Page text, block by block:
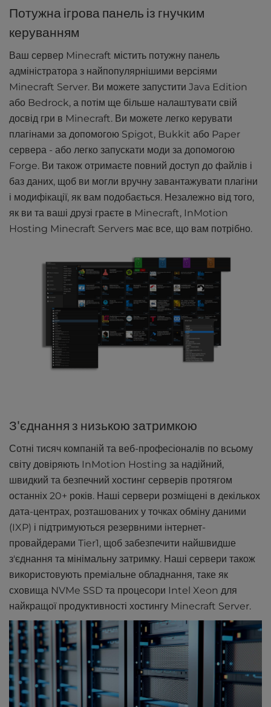
Потужна ігрова панель із гнучким
керуванням
Ваш сервер Minecraft містить потужну панель
адміністратора з найпопулярнішими версіями
Minecraft Server. Ви можете запустити Java Edition
або Bedrock, а потім ще більше налаштувати свій
досвід гри в Minecraft. Ви можете легко керувати
плагінами за допомогою Spigot, Bukkit або Paper
сервера - або легко запускати моди за допомогою
Forge. Ви також отримаєте повний доступ до файлів і
баз даних, щоб ви могли вручну завантажувати плагіни
і модифікації, як вам подобається. Незалежно від того,
як ви та ваші друзі граєте в Minecraft, InMotion
Hosting Minecraft Servers має все, що вам потрібно.
З'єднання з низькою затримкою
Сотні тисяч компаній та веб-професіоналів по всьому
світу довіряють InMotion Hosting за надійний,
швидкий та безпечний хостинг серверів протягом
останніх 20+ років. Наші сервери розміщені в декількох
дата-центрах, розташованих у точках обміну даними
(IXP) і підтримуються резервними інтернет-
провайдерами Tier1, щоб забезпечити найшвидше
з'єднання та мінімальну затримку. Наші сервери також
використовують преміальне обладнання, таке як
сховища NVMe SSD та процесори Intel Xeon для
найкращої продуктивності хостингу Minecraft Server.